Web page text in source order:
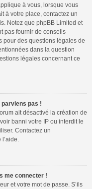
à vous, lorsque vous
à votre place, contactez un
Notez que phpBB Limited et
pas fournir de conseils
pour des questions légales de
dans la question
légales concernant ce
parviens pas !
ait désactivé la création de
banni votre IP ou interdit le
Contactez un
me connecter !
et votre mot de passe. S’ils